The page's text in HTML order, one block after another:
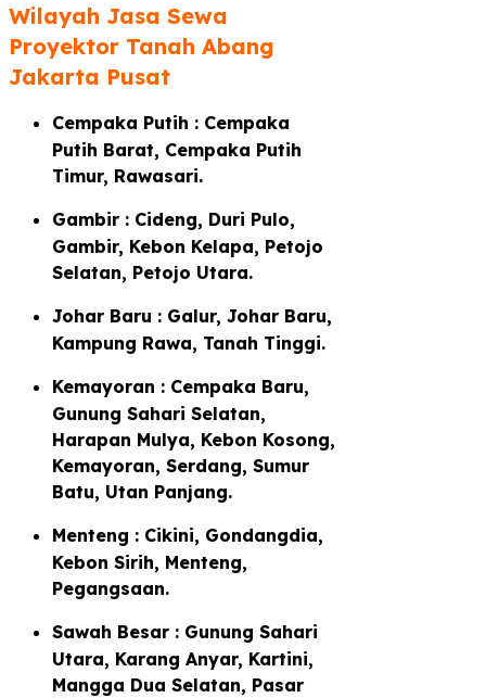
Wilayah Jasa Sewa
Proyektor Tanah Abang
Jakarta Pusat
Cempaka Putih : Cempaka
Putih Barat, Cempaka Putih
Timur, Rawasari.
Gambir : Cideng, Duri Pulo,
Gambir, Kebon Kelapa, Petojo
Selatan, Petojo Utara.
Johar Baru : Galur, Johar Baru,
Kampung Rawa, Tanah Tinggi.
Kemayoran : Cempaka Baru,
Gunung Sahari Selatan,
Harapan Mulya, Kebon Kosong,
Kemayoran, Serdang, Sumur
Batu, Utan Panjang.
Menteng : Cikini, Gondangdia,
Kebon Sirih, Menteng,
Pegangsaan.
Sawah Besar : Gunung Sahari
Utara, Karang Anyar, Kartini,
Mangga Dua Selatan, Pasar